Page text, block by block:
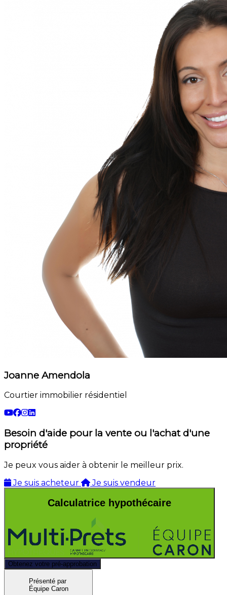
Joanne Amendola
Courtier immobilier résidentiel
Besoin d'aide pour la vente ou l'achat d'une
propriété
Je peux vous aider à obtenir le meilleur prix.
Je suis acheteur
Je suis vendeur
Calculatrice hypothécaire
Obtenez votre pré-approbation
Présenté par
Équipe Caron